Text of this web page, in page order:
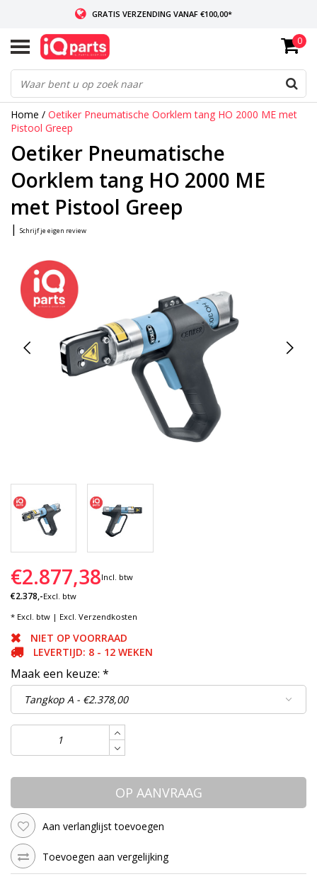
GRATIS VERZENDING VANAF €100,00*
INDIEN VOORRADIG: VOOR 14:00 BESTELD, ZELFDE DAG VERZONDEN
WERELDWIJDE LEVERING
0
Home / Oetiker Pneumatische Oorklem tang HO 2000 ME met
Pistool Greep
Oetiker Pneumatische
Oorklem tang HO 2000 ME
met Pistool Greep
| Schrijf je eigen review
€2.877,38Incl. btw
€2.378,-Excl. btw
* Excl. btw | Excl. Verzendkosten
NIET OP VOORRAAD
LEVERTIJD: 8 - 12 WEKEN
Maak een keuze: *
OP AANVRAAG
Aan verlanglijst toevoegen
Toevoegen aan vergelijking